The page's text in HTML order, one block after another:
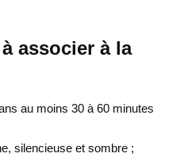
associer à la
au moins 30 à 60 minutes
silencieuse et sombre ;